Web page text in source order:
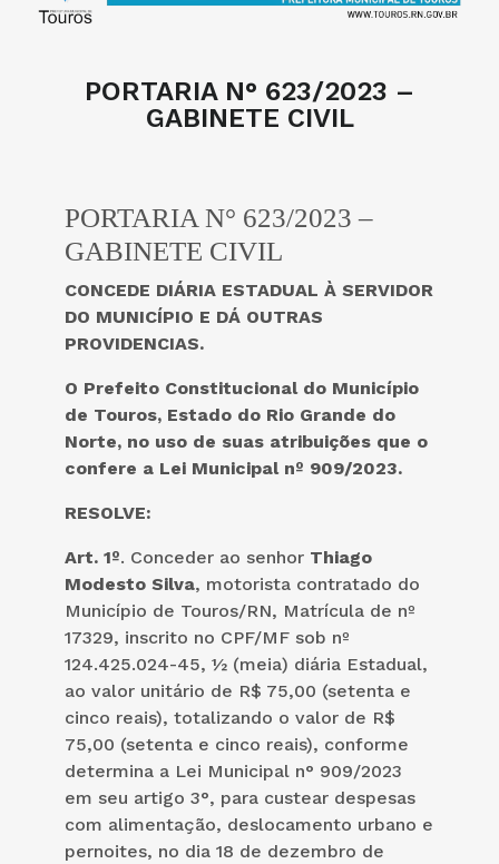
PORTARIA N° 623/2023 –
GABINETE CIVIL
PORTARIA N° 623/2023 –
GABINETE CIVIL
CONCEDE DIÁRIA ESTADUAL À SERVIDOR
DO MUNICÍPIO E DÁ OUTRAS
PROVIDENCIAS.
O Prefeito Constitucional do Município
de Touros, Estado do Rio Grande do
Norte, no uso de suas atribuições que o
confere a Lei Municipal nº 909/2023.
RESOLVE:
Art. 1º. Conceder ao senhor Thiago
Modesto Silva, motorista contratado do
Município de Touros/RN, Matrícula de nº
17329, inscrito no CPF/MF sob nº
124.425.024-45, ½ (meia) diária Estadual,
ao valor unitário de R$ 75,00 (setenta e
cinco reais), totalizando o valor de R$
75,00 (setenta e cinco reais), conforme
determina a Lei Municipal n° 909/2023
em seu artigo 3°, para custear despesas
com alimentação, deslocamento urbano e
pernoites, no dia 18 de dezembro de